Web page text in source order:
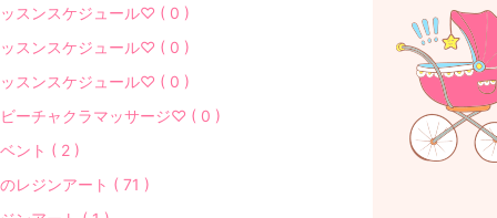
スンスケジュール♡ ( 0 )
スンスケジュール♡ ( 0 )
スンスケジュール♡ ( 0 )
ーチャクラマッサージ♡ ( 0 )
ント ( 2 )
レジンアート ( 71 )